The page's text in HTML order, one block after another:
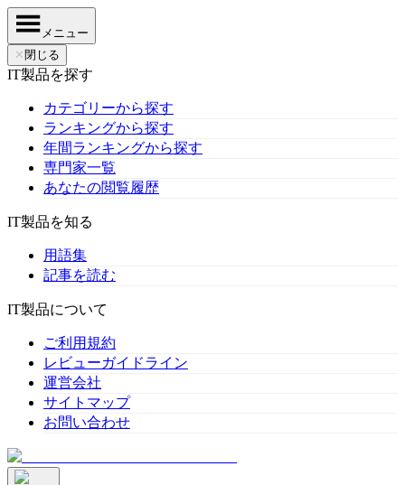
メニュー
✕ 閉じる
IT製品を探す
カテゴリーから探す
ランキングから探す
年間ランキングから探す
専門家一覧
あなたの閲覧履歴
IT製品を知る
用語集
記事を読む
IT製品について
ご利用規約
レビューガイドライン
運営会社
サイトマップ
お問い合わせ